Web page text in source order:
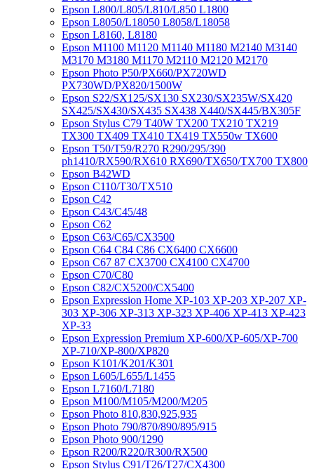
Epson L800/L805/L810/L850 L1800
Epson L8050/L18050 L8058/L18058
Epson L8160, L8180
Epson M1100 M1120 M1140 M1180 M2140 M3140
M3170 M3180 M1170 M2110 M2120 M2170
Epson Photo P50/PX660/PX720WD
PX730WD/PX820/1500W
Epson S22/SX125/SX130 SX230/SX235W/SX420
SX425/SX430/SX435 SX438 X440/SX445/BX305F
Epson Stylus C79 T40W TX200 TX210 TX219
TX300 TX409 TX410 TX419 TX550w TX600
Epson T50/T59/R270 R290/295/390
ph1410/RX590/RX610 RX690/TX650/TX700 TX800
Epson B42WD
Epson C110/T30/TX510
Epson C42
Epson C43/C45/48
Epson C62
Epson C63/C65/CX3500
Epson C64 C84 C86 CX6400 CX6600
Epson C67 87 CX3700 CX4100 CX4700
Epson C70/C80
Epson C82/CX5200/CX5400
Epson Expression Home XP-103 XP-203 XP-207 XP-
303 XP-306 XP-313 XP-323 XP-406 XP-413 XP-423
XP-33
Epson Expression Premium XP-600/XP-605/XP-700
XP-710/XP-800/XP820
Epson K101/K201/K301
Epson L605/L655/L1455
Epson L7160/L7180
Epson M100/M105/M200/M205
Epson Photo 810,830,925,935
Epson Photo 790/870/890/895/915
Epson Photo 900/1290
Epson R200/R220/R300/RX500
Epson Stylus C91/T26/T27/CX4300